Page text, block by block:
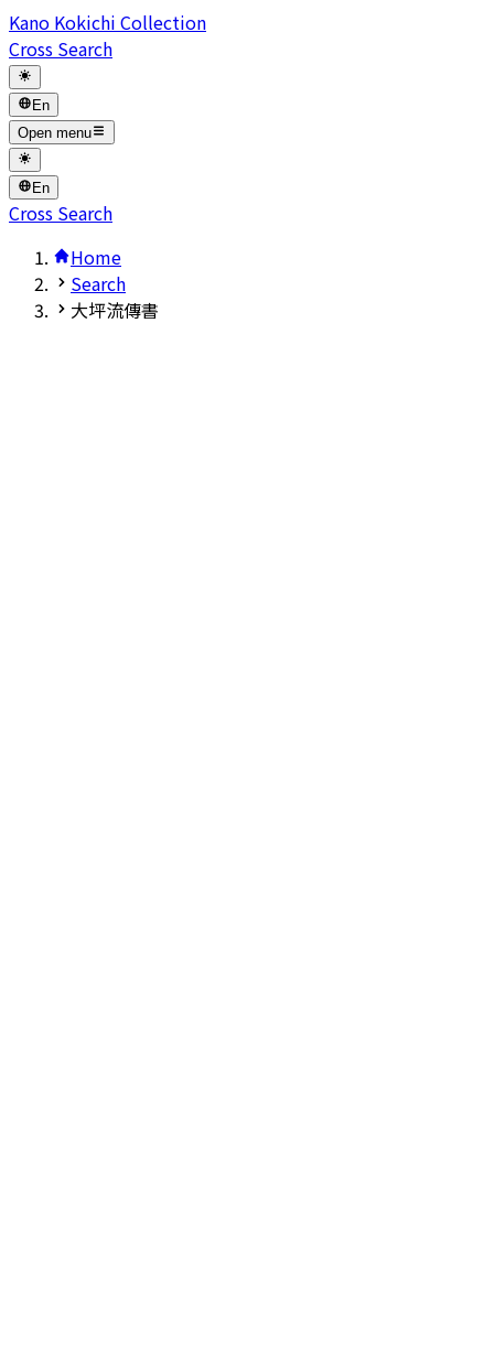
Kano Kokichi Collection
Cross Search
En
Open menu
En
Cross Search
Home
Search
大坪流傳書